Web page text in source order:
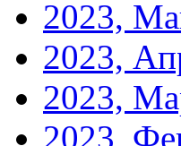
2023,
2023,
2023,
2023,